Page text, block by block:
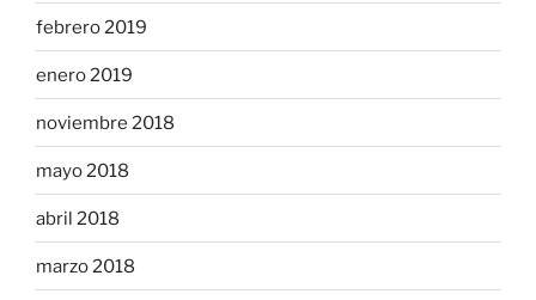
febrero 2019
enero 2019
noviembre 2018
mayo 2018
abril 2018
marzo 2018